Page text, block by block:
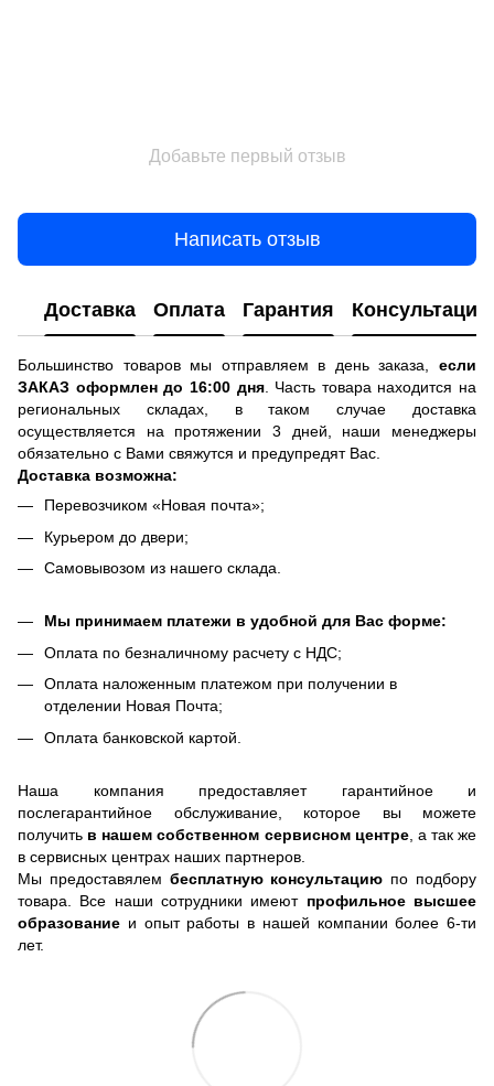
Добавьте первый отзыв
Написать отзыв
Доставка Оплата Гарантия Консультация
Большинство товаров мы отправляем в день заказа, если
ЗАКАЗ оформлен до 16:00 дня. Часть товара находится на
региональных складах, в таком случае доставка
осуществляется на протяжении 3 дней, наши менеджеры
обязательно с Вами свяжутся и предупредят Вас.
Доставка возможна:
Перевозчиком «Новая почта»;
Курьером до двери;
Самовывозом из нашего склада.
Мы принимаем платежи в удобной для Вас форме:
Оплата по безналичному расчету с НДС;
Оплата наложенным платежом при получении в
отделении Новая Почта;
Оплата банковской картой.
Наша компания предоставляет гарантийное и
послегарантийное обслуживание, которое вы можете
получить в нашем собственном сервисном центре, а так же
в сервисных центрах наших партнеров.
Мы предоставялем бесплатную консультацию по подбору
товара. Все наши сотрудники имеют профильное высшее
образование и опыт работы в нашей компании более 6-ти
лет.